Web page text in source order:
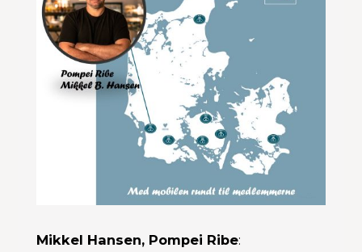
Mikkel Hansen, Pompei Ribe: